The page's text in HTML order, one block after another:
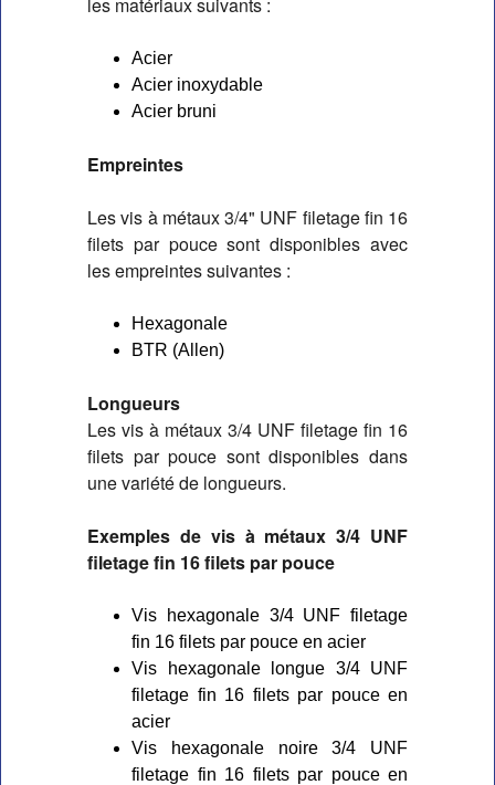
Acier
Acier inoxydable
Acier bruni
Empreintes
Les vis à métaux 3/4" UNF filetage fin 16
filets par pouce sont disponibles avec
les empreintes suivantes :
Hexagonale
BTR (Allen)
Longueurs
Les vis à métaux 3/4 UNF filetage fin 16
filets par pouce sont disponibles dans
une variété de longueurs.
Exemples de vis à métaux 3/4 UNF
filetage fin 16 filets par pouce
Vis hexagonale 3/4 UNF filetage
fin 16 filets par pouce en acier
Vis hexagonale longue 3/4 UNF
filetage fin 16 filets par pouce en
acier
Vis hexagonale noire 3/4 UNF
filetage fin 16 filets par pouce en